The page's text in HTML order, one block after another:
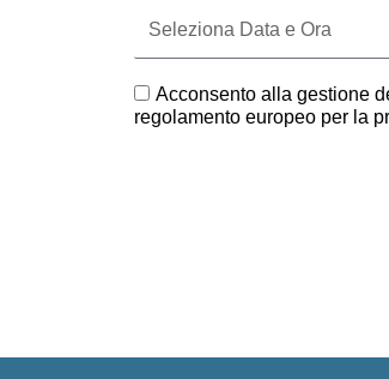
Data
e
GDPR
Acconsento alla gestione
regolamento europeo per la